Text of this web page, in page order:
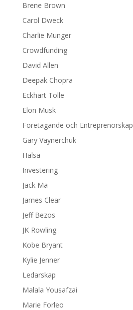
Brene Brown
Carol Dweck
Charlie Munger
Crowdfunding
David Allen
Deepak Chopra
Eckhart Tolle
Elon Musk
Företagande och Entreprenörskap
Gary Vaynerchuk
Hälsa
Investering
Jack Ma
James Clear
Jeff Bezos
JK Rowling
Kobe Bryant
Kylie Jenner
Ledarskap
Malala Yousafzai
Marie Forleo